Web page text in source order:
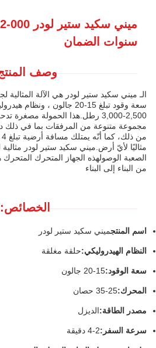
سنوات الضمان
وصف
الـ ميني سكيد ستير لودر هي الآلة المثالية
سعة وقود تبلغ 15-20 جالون ،
2,500-3,000 رطل.هذا الحمولة مصغرة
مجموعة متنوعة من المرفقات بما في ذلك
مثاليًا لأيّ أرض.ميني سكيد ستير لودر
الصعبة الوصولهذه الجهاز المتحرك المتحرك
من البناء إلى البناء
الخصائص:
اسم المنتجميني سكيد ستير لودر
النظام الهيدروليكي:حلقة مغلقة
سعة الوقود:15-20 جالون
المحرك:25-35 حصان
مصدر الطاقة:الديزل
سرعة السفر: 2-4 دقيقة